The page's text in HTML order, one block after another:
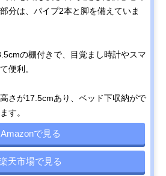
分は、パイプ2本と脚を備えていま
の棚付きで、目覚まし時計やスマ
便利。
さが17.5cmあり、ベッド下収納がで
す。
Amazonで見る
天市場で見る